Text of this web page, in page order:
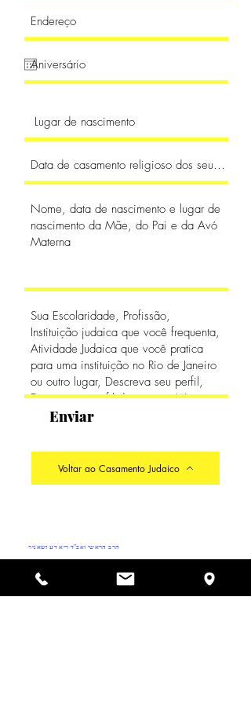
Enviar
Voltar ao Casamento Judaico
הרב הראשי ואב''ד ריא דע זשאניר